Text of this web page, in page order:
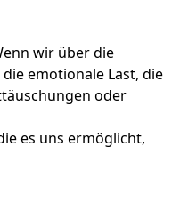
wir über die
emotionale Last, die
oder
es uns ermöglicht,